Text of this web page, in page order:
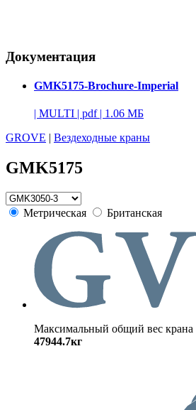
Документация
GMK5175-Brochure-Imperial
| MULTI | pdf | 1.06 МБ
GROVE | Вездеходные краны
GMK5175
Метрическая Британская
Максимальный общий вес крана
47944.7кг